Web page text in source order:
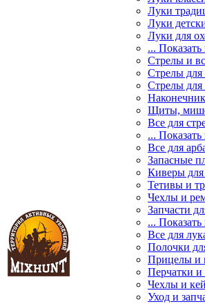
Луки
Луки
Луки для
... Показать
Стрелы и
Стрелы для
Стрелы для
Щиты,
Все для
... Показать
Все для
Запасные
Киверы для
Тетивы и
Чехлы и
Запчасти
... Показать
Все для
Полочки
Прицелы и
Перчатки и
Чехлы и
Уход и